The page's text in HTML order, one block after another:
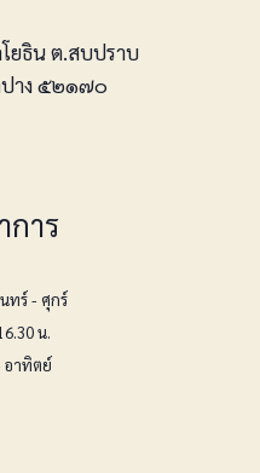
ธิน ต.สบปราบ
ปาง ๕๒๑๗๐
การ
ทร์ - ศุกร์
น.
อาทิตย์